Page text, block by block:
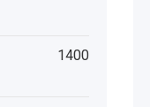
1400